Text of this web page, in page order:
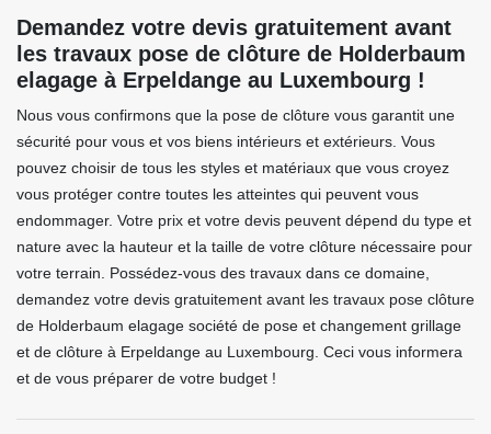
Demandez votre devis gratuitement avant
les travaux pose de clôture de Holderbaum
elagage à Erpeldange au Luxembourg !
Nous vous confirmons que la pose de clôture vous garantit une
sécurité pour vous et vos biens intérieurs et extérieurs. Vous
pouvez choisir de tous les styles et matériaux que vous croyez
vous protéger contre toutes les atteintes qui peuvent vous
endommager. Votre prix et votre devis peuvent dépend du type et
nature avec la hauteur et la taille de votre clôture nécessaire pour
votre terrain. Possédez-vous des travaux dans ce domaine,
demandez votre devis gratuitement avant les travaux pose clôture
de Holderbaum elagage société de pose et changement grillage
et de clôture à Erpeldange au Luxembourg. Ceci vous informera
et de vous préparer de votre budget !